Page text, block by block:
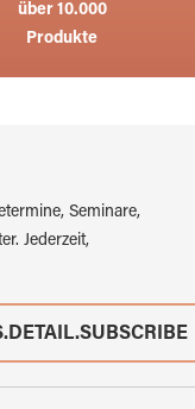
über 10.000
Produkte
Seminare,
Jederzeit,